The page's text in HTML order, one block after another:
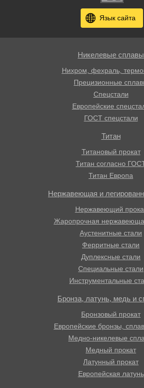
Язык сайта
Никелевые сплавы
Нихром, фехраль,
Прецизионные
Спецстали
Европейские
ГОСТ спецстали
Титан
Титановый прокат
Титан согласно
Титан Европа
Нержавеющая и
Нержавеющий
Жаропрочная
Аустенитные стали
Ферритные стали
Дуплексные стали
Специальные стали
Инструментальные
Бронза, латунь, медь и
Бронзовый прокат
Европейские бронзы,
Медно-никелевые
Медный прокат
Латунный прокат
Европейская латунь